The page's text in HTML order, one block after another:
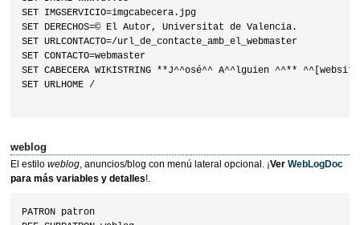
SET IMGSERVICIO=imgcabecera.jpg
SET DERECHOS=© El Autor, Universitat de Valencia.
SET URLCONTACTO=/url_de_contacte_amb_el_webmaster
SET CONTACTO=webmaster
SET CABECERA WIKISTRING **J^^osé^^ A^^lguien ^^**
SET URLHOME /
weblog
El estilo weblog, anuncios/blog con menú lateral opcional. ¡Ver WebLogDoc
para más variables y detalles!.
PATRON patron